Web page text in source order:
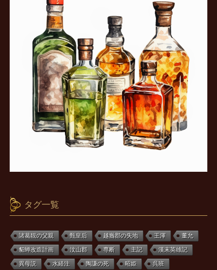
タグ一覧
諸葛靚の父親 甄皇后 越巂郡の失地 王渾 董允
貂蝉改造計画 汶山郡 専断 主記 漢末英雄記
異母説 水経注 陶謙の死 昭姫 呉班